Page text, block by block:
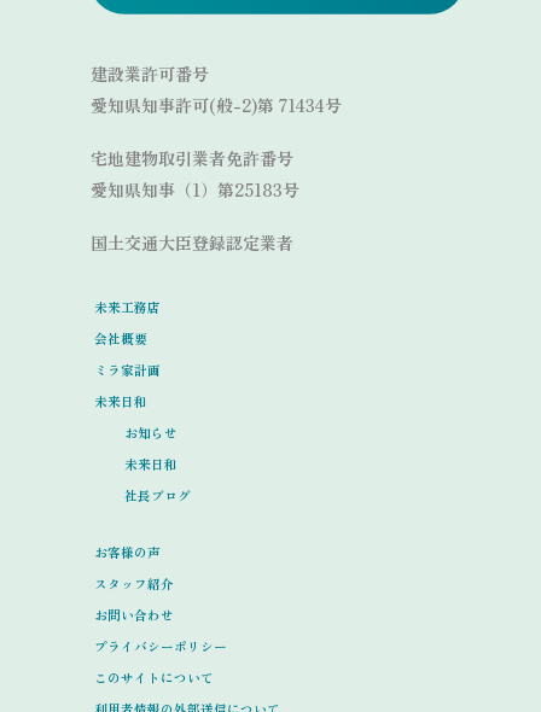
建設業許可番号
愛知県知事許可(般-2)第 71434号
宅地建物取引業者免許番号
愛知県知事（1）第25183号
国土交通大臣登録認定業者
未来工務店
会社概要
ミラ家計画
未来日和
お知らせ
未来日和
社長ブログ
お客様の声
スタッフ紹介
お問い合わせ
プライバシーポリシー
このサイトについて